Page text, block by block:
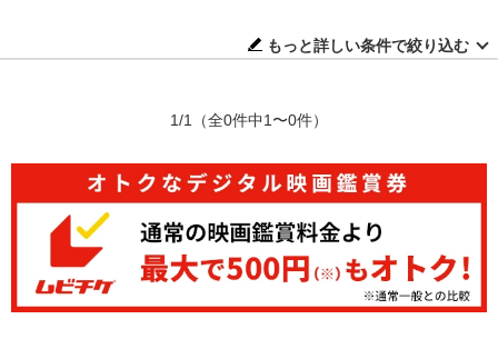
もっと詳しい条件で絞り込む
1/1 （全0件中1〜0件）